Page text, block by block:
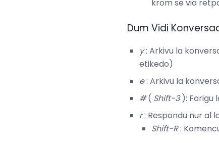
krom se via
Dum Vidi
y: Arkivu la
etikedo)
e: Arkivu la
#( Shift-3): Forigu
r: Respondu nur al
Shift-R: